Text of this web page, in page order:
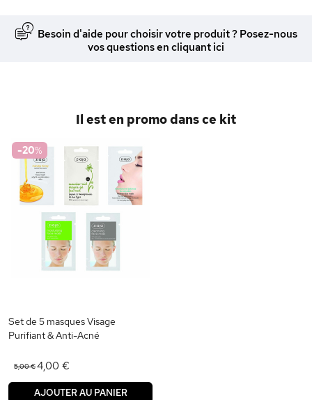
Besoin d'aide pour choisir votre produit ? Posez-nous
vos questions en cliquant ici
Il est en promo dans ce kit
-20%
Set de 5 masques Visage
Purifiant & Anti-Acné
5,00 €4,00 €
AJOUTER AU PANIER